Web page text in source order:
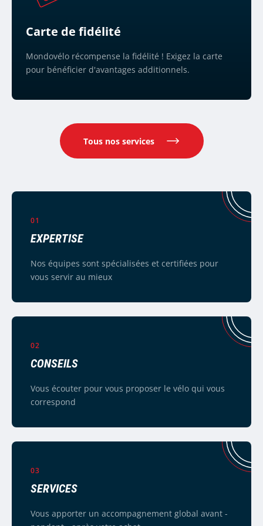
Carte de fidélité
Mondovélo récompense la fidélité ! Exigez la carte
pour bénéficier d'avantages additionnels.
Tous nos services
01
EXPERTISE
Nos équipes sont spécialisées et certifiées pour
vous servir au mieux
02
CONSEILS
Vous écouter pour vous proposer le vélo qui vous
correspond
03
SERVICES
Vous apporter un accompagnement global avant -